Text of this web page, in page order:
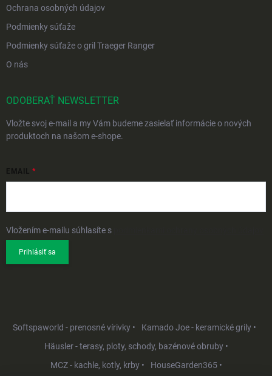
Ochrana osobných údajov
Podmienky súťaže
Podmienky súťaže o gril Traeger Ranger
O nás
ODOBERAŤ NEWSLETTER
Vložte svoj e-mail a my Vám budeme zasielať informácie o nových
produktoch na našom e-shope.
EMAIL
Vložením e-mailu súhlasíte s
Prihlásiť sa
Softspaworld - prenosné vírivky •
Kamado Joe - keramické grily •
Häusler - terasy, ploty, schody, bazénové obruby •
MCZ - kachle, kotly, krby •
HouseGarden365 •